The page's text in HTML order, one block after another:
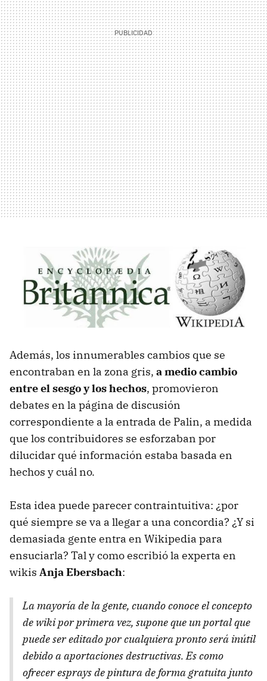
Además, los innumerables cambios que se
encontraban en la zona gris, a medio cambio
entre el sesgo y los hechos, promovieron
debates en la página de discusión
correspondiente a la entrada de Palin, a medida
que los contribuidores se esforzaban por
dilucidar qué información estaba basada en
hechos y cuál no.
Esta idea puede parecer contraintuitiva: ¿por
qué siempre se va a llegar a una concordia? ¿Y si
demasiada gente entra en Wikipedia para
ensuciarla? Tal y como escribió la experta en
wikis Anja Ebersbach:
La mayoría de la gente, cuando conoce el concepto
de wiki por primera vez, supone que un portal que
puede ser editado por cualquiera pronto será inútil
debido a aportaciones destructivas. Es como
ofrecer esprays de pintura de forma gratuita junto